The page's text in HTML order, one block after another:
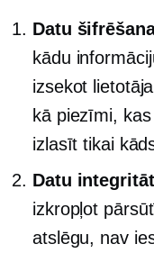
Datu
kādu
izsekot
kā piezīmi,
izlasīt tikai
Datu
izkropļot
atslēgu, nav